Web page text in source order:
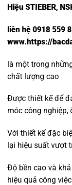
Hiệu STIEBER,
liên hệ 0918 559
www.https://
là một trong
chất lượng cao
Được thiết kế để
móc công nghiệp,
Với thiết kế đặc
lại hiệu suất vượt
Độ bền cao và
hiệu quả công